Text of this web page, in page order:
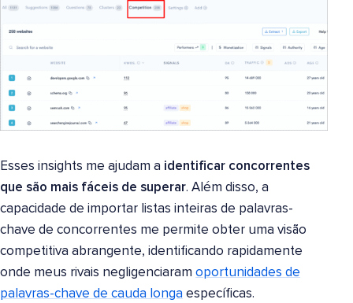
Esses insights me ajudam a identificar concorrentes
que são mais fáceis de superar. Além disso, a
capacidade de importar listas inteiras de palavras-
chave de concorrentes me permite obter uma visão
competitiva abrangente, identificando rapidamente
onde meus rivais negligenciaram oportunidades de
palavras-chave de cauda longa específicas.